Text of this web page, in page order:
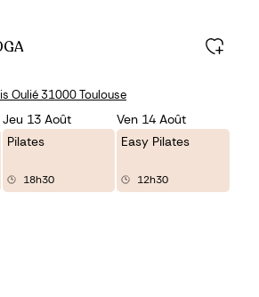
Oulié 31000 Toulouse
Jeu 13 Août
Pilates
18h30
Ven 14 Août
Easy Pilates
12h30